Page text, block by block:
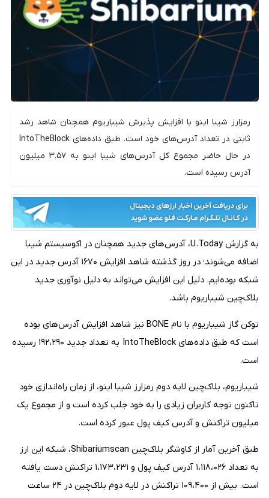
رمزارز شیبا اینو با افزایش پذیرش شیباریوم همچنان شاهد رشد
ثابتی در تعداد آدرس‌های خود است. طبق داده‌های IntoTheBlock
در حال حاضر مجموع کل آدرس‌های شیبا اینو به ۳.۵۷ میلیون
آدرس رسیده است.
به گزارش U.Today، آدرس‌های جدید همچنان در اکوسیستم شیبا
اضافه می‌شوند؛ در روز گذشته شاهد افزایش ۱۶۷۰ آدرس جدید در این
شبکه بوده‌ایم. دلیل این افزایش می‌تواند به دلیل نوآوری جدید
بلاک‌چین شیباریوم باشد.
توکن گاز شیباریوم با نام BONE نیز شاهد افزایش آدرس‌های بوده
است که طبق داده‌های IntoTheBlock به تعداد جدید ۱۹۲،۲۹۰ رسیده
است.
شیباریوم، بلاک‌چین لایه دوم رمزارز شیبا اینو، از زمان راه‌اندازی خود
تاکنون توجه کاربران زیادی را به خود جلب کرده است و از مجموع یک
میلیون تراکنش و آدرس کیف پول عبور کرده است.
طبق آخرین آمار از کاوشگر بلاک‌چین Shibariumscan، شبکه این ارز
به تعداد ۱،۱۱۸،۰۲۶ آدرس کیف پول و ۱،۱۷۳،۲۳۱ تراکنش دست یافته
است. بیش از ۱۰۹،۴۰۰ تراکنش در لایه دوم بلاک‌چین در ۲۴ ساعت